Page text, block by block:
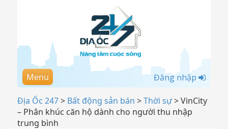
Menu Đăng nhập
Địa Ốc 247> Bất động sản bán >Thời sự>VinCity
– Phân khúc căn hộ dành cho người thu nhập
trung bình